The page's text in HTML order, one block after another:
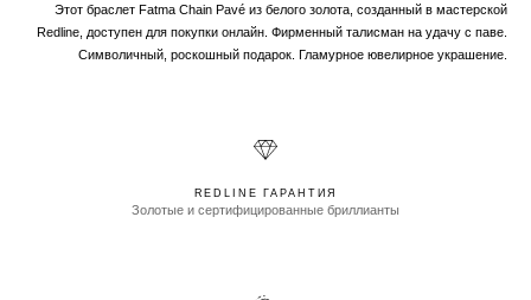
Этот браслет Fatma Chain Pavé из белого золота, созданный в мастерской
Redline, доступен для покупки онлайн. Фирменный талисман на удачу с паве.
Символичный, роскошный подарок. Гламурное ювелирное украшение.
REDLINE ГАРАНТИЯ
Золотые и сертифицированные бриллианты